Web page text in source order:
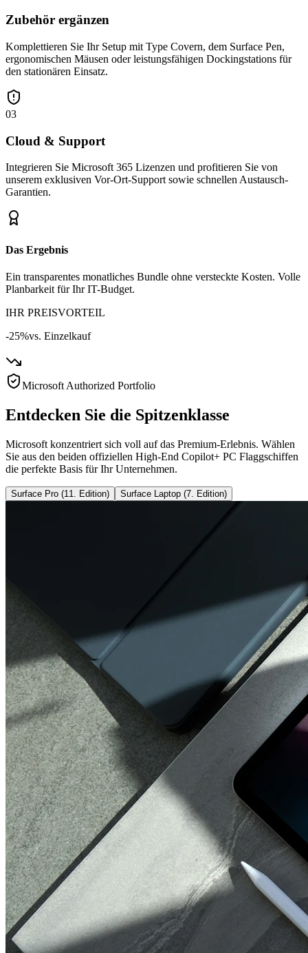
Zubehör ergänzen
Komplettieren Sie Ihr Setup mit Type Covern, dem Surface Pen,
ergonomischen Mäusen oder leistungsfähigen Dockingstations für
den stationären Einsatz.
03
Cloud & Support
Integrieren Sie Microsoft 365 Lizenzen und profitieren Sie von
unserem exklusiven Vor-Ort-Support sowie schnellen Austausch-
Garantien.
Das Ergebnis
Ein transparentes monatliches Bundle ohne versteckte Kosten. Volle
Planbarkeit für Ihr IT-Budget.
IHR PREISVORTEIL
-25%vs. Einzelkauf
Microsoft Authorized Portfolio
Entdecken Sie die Spitzenklasse
Microsoft konzentriert sich voll auf das Premium-Erlebnis. Wählen
Sie aus den beiden offiziellen High-End Copilot+ PC Flaggschiffen
die perfekte Basis für Ihr Unternehmen.
Surface Pro (11. Edition) Surface Laptop (7. Edition)